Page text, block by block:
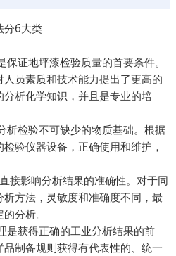
分6大类
证地坪漆检验质量的首要条件。
员素质和技术能力提出了更高的
析化学知识，并且是专业的培
析检验不可缺少的物质基础。根据
验仪器设备，正确使用和维护，
接影响分析结果的准确性。对于同
方法，灵敏度和准确度不同，最
分析。
是获得正确的工业分析结果的前
制备规则获得有代表性的、统一